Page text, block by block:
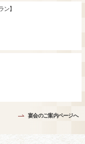
】
宴会のご案内ページへ